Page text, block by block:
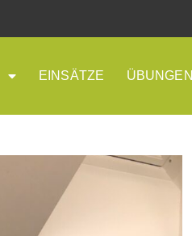
EINSÄTZE ÜBUNGEN